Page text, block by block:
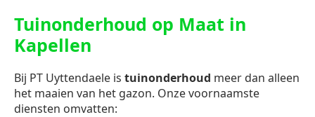
Tuinonderhoud op Maat in
Kapellen
Bij PT Uyttendaele is tuinonderhoud meer dan alleen
het maaien van het gazon. Onze voornaamste
diensten omvatten: